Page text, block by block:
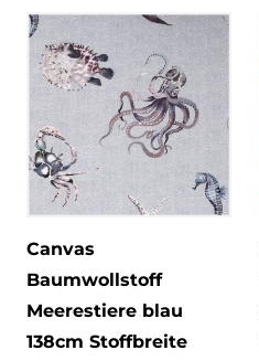
Canvas
Baumwollstoff
Meerestiere blau
138cm Stoffbreite